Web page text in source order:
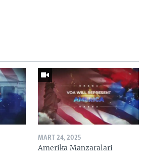
MART 24, 2025
Amerika Manzaralari